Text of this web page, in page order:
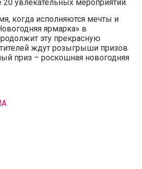
увлекательных мероприятий.
когда исполняются мечты и
ярмарка» в
эту прекрасную
ждут розыгрыши призов
приз – роскошная новогодняя